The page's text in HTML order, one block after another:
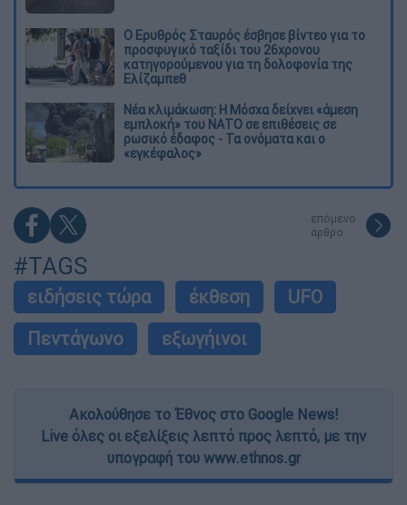
Ο Ερυθρός Σταυρός έσβησε βίντεο για το
προσφυγικό ταξίδι του 26χρονου
κατηγορούμενου για τη δολοφονία της
Ελίζαμπεθ
Νέα κλιμάκωση: Η Μόσχα δείχνει «άμεση
εμπλοκή» του ΝΑΤΟ σε επιθέσεις σε
ρωσικό έδαφος - Τα ονόματα και ο
«εγκέφαλος»
επόμενο
άρθρο
#TAGS
ειδήσεις τώρα έκθεση
UFO
Πεντάγωνο
εξωγήινοι
Ακολούθησε το Έθνος στο Google News!
Live όλες οι εξελίξεις λεπτό προς λεπτό, με την
υπογραφή του www.ethnos.gr